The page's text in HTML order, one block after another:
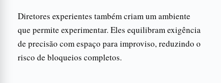
Diretores experientes também criam um ambiente
que permite experimentar. Eles equilibram exigência
de precisão com espaço para improviso, reduzindo o
risco de bloqueios completos.